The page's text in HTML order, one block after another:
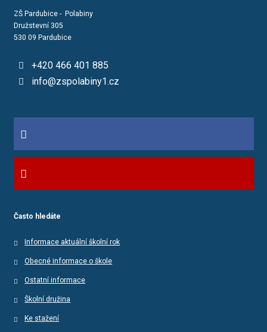
ZŠ Pardubice - Polabiny
Družstevní 305
530 09 Pardubice
+420 466 401 885
info@zspolabiny1.cz
Často hledáte
Informace aktuální školní rok
Obecné informace o škole
Ostatní informace
Školní družina
Ke stažení